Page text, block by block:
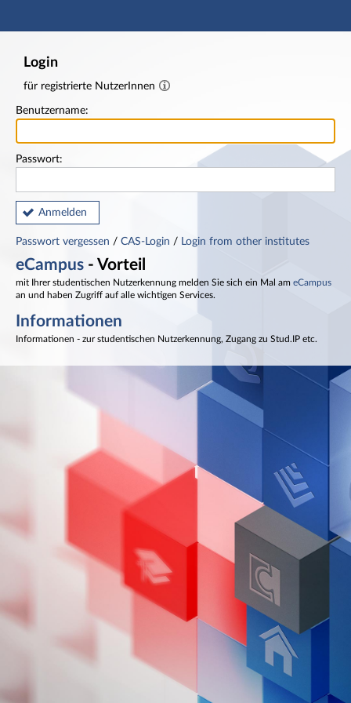
Hauptnavigation
Login
für registrierte NutzerInnen
Benutzername:
Passwort:
Anmelden
Passwort vergessen / CAS-Login / Login from other institutes
eCampus - Vorteil
mit Ihrer studentischen Nutzerkennung melden Sie sich ein Mal am eCampus
an und haben Zugriff auf alle wichtigen Services.
Informationen
Informationen - zur studentischen Nutzerkennung, Zugang zu Stud.IP etc.